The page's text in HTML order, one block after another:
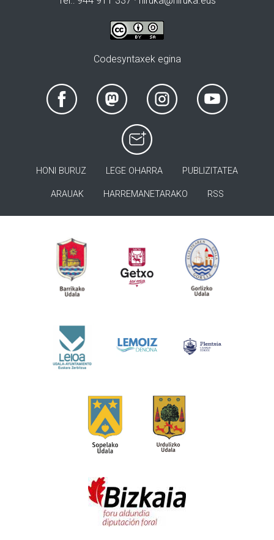
Codesyntaxek egina
HONI BURUZ LEGE OHARRA PUBLIZITATEA
ARAUAK HARREMANETARAKO RSS